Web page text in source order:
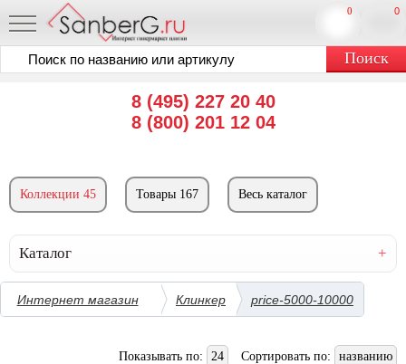
8 (495) 227 20 40
8 (800) 201 12 04
0
0
Коллекции 45 Товары 167 Весь каталог
Каталог
Интернет магазин Клинкер price-5000-10000
Показывать по: 24 Сортировать по: названию